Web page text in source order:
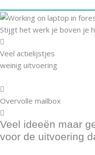
Stijgt het werk je boven je
Veel actielijstjes
weinig uitvoering
Overvolle mailbox
Veel ideeën maar
voor de uitvoering